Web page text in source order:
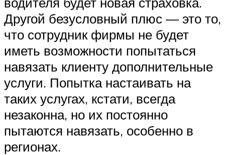
Другой безусловный плюс — это то,
что сотрудник фирмы не будет
иметь возможности попытаться
навязать клиенту дополнительные
услуги. Попытка настаивать на
таких услугах, кстати, всегда
незаконна, но их постоянно
пытаются навязать, особенно в
регионах.